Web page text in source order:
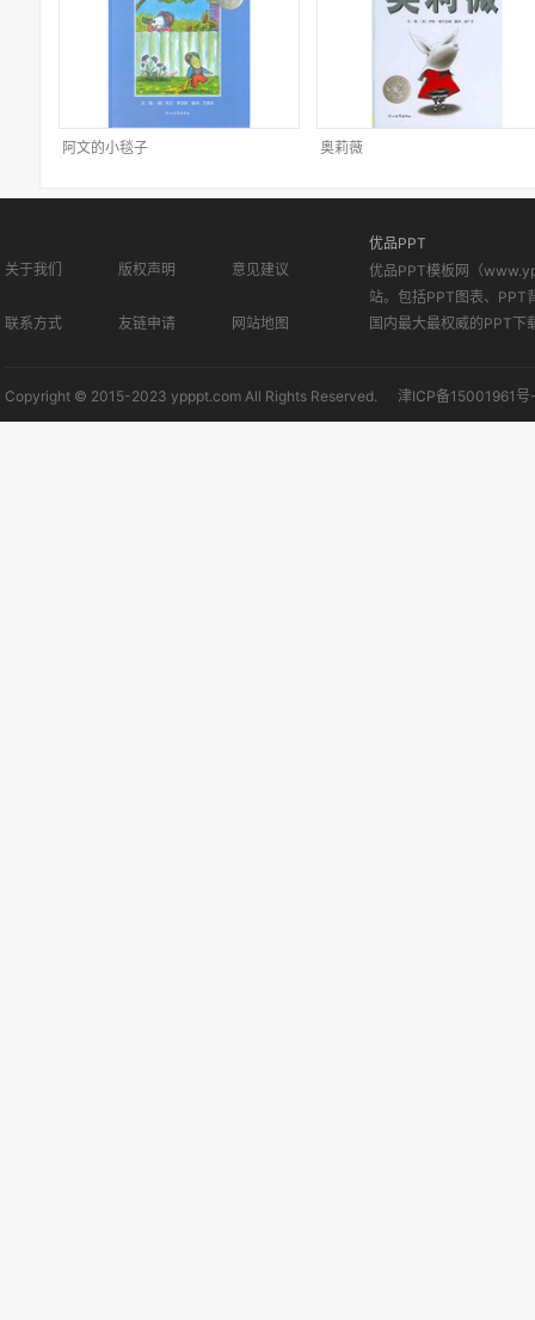
阿文的小毯子 奥莉薇
关于我们 版权声明 意见建议
联系方式 友链申请 网站地图
优品PPT
优品PPT模板网（
站。包括PPT图表、PPT
国内最大最权威的PPT下
Copyright © 2015-2023 ypppt.com All Rights Reserved. 津ICP备15001961号